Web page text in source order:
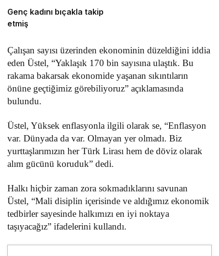
Genç kadını bıçakla takip
etmiş
Çalışan sayısı üzerinden ekonominin düzeldiğini iddia
eden Üstel, “Yaklaşık 170 bin sayısına ulaştık. Bu
rakama bakarsak ekonomide yaşanan sıkıntıların
önüne geçtiğimiz görebiliyoruz” açıklamasında
bulundu.
Üstel, Yüksek enflasyonla ilgili olarak se, “Enflasyon
var. Dünyada da var. Olmayan yer olmadı. Biz
yurttaşlarımızın her Türk Lirası hem de döviz olarak
alım gücünü koruduk” dedi.
Halkı hiçbir zaman zora sokmadıklarını savunan
Üstel, “Mali disiplin içerisinde ve aldığımız ekonomik
tedbirler sayesinde halkımızı en iyi noktaya
taşıyacağız” ifadelerini kullandı.